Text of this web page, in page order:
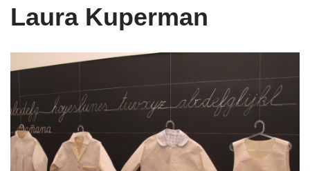
Laura Kuperman